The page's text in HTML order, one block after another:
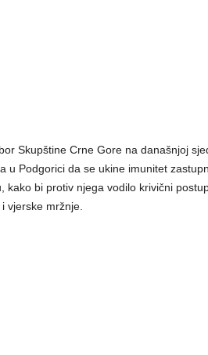
Skupštine Crne Gore na današnjoj
u Podgorici da se ukine imunitet
kako bi protiv njega vodilo krivični
vjerske mržnje.